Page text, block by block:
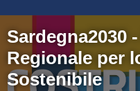
Sardegna2030
Regionale per
Sostenibile